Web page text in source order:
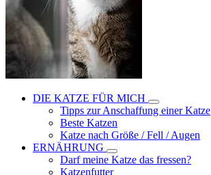
DIE KATZE FÜR MICH
Tipps zur Anschaffung einer Katze
Beste Katzen
Katze nach Größe / Fell / Augen
ERNÄHRUNG
Darf meine Katze das fressen?
Katzenfutter